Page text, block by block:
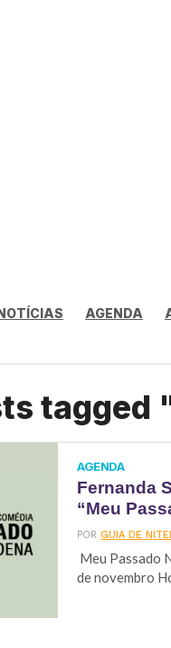
AGENDA
tagged
AGENDA
Fernanda
“Meu
PORGUIA DE
Meu Passado
de novembro